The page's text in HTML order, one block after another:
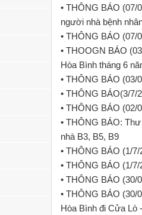
• THÔNG BÁO (07/
người nhà bệnh
• THÔNG BÁO (07/
• THOOGN BÁO
Hòa Bình tháng 6
• THÔNG BÁO (03/
• THÔNG BÁO(3/7/
• THÔNG BÁO (02/
• THÔNG BÁO:
nhà B3, B5, B9
• THÔNG BÁO (1/
• THÔNG BÁO (1/
• THÔNG BÁO (30/
• THÔNG BÁO (30/
Hòa Bình đi Cửa Lò